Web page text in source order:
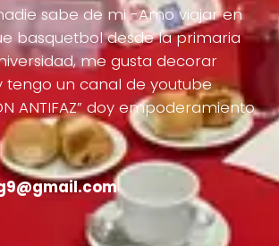
sabe de mi -Amo viajar en
basquetbol desde la primaria
me gusta decorar
tengo un canal de youtube
ANTIFAZ” doy empoderamiento